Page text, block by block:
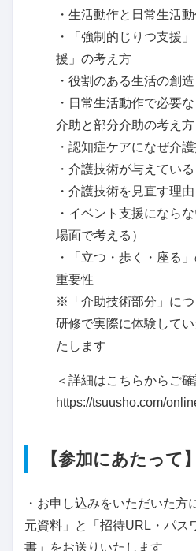
・生活動作と日常生活
・「強制的じりつ支援
援」の考え方
・役割のある生活の創造
・日常生活動作で必要
介助と部分介助の考え方
・認知症ケアになぜ介
・介護技術が与えてい
・介護技術を見直す理由
・イベント支援になら
場面で考える）
・「立つ・歩く・座る
重要性
※「介助技術部分」に
研修で実際に体験して
たします
＜詳細はこちらからご
https://tsuusho.com/
【参加にあたって】
・お申し込みをいただいた方
元資料」と「招待URL・パス
書」をお送りいたします